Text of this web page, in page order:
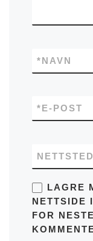
NAVN
*
E-POST
*
NETTSTED
LAGRE
NETTSIDE
FOR